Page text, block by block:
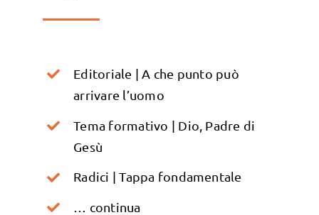
Editoriale | A che punto può
arrivare l’uomo
Tema formativo | Dio, Padre di
Gesù
Radici | Tappa fondamentale
… continua